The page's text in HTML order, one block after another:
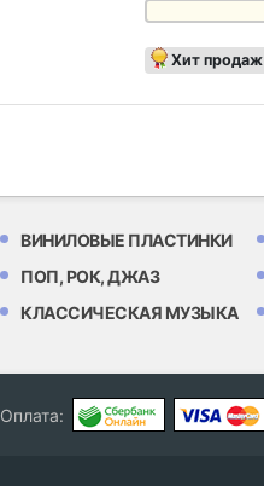
Хит продаж
ВИНИЛОВЫЕ ПЛАСТИНКИ
ПОП, РОК, ДЖАЗ
КЛАССИЧЕСКАЯ МУЗЫКА
Оплата: